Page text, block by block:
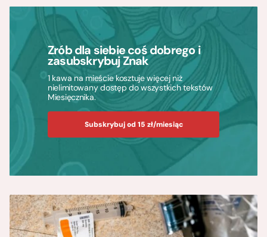
Zrób dla siebie coś dobrego i
zasubskrybuj Znak
1 kawa na mieście kosztuje więcej niż
nielimitowany dostęp do wszystkich tekstów
Miesięcznika.
Subskrybuj od 15 zł/miesiąc